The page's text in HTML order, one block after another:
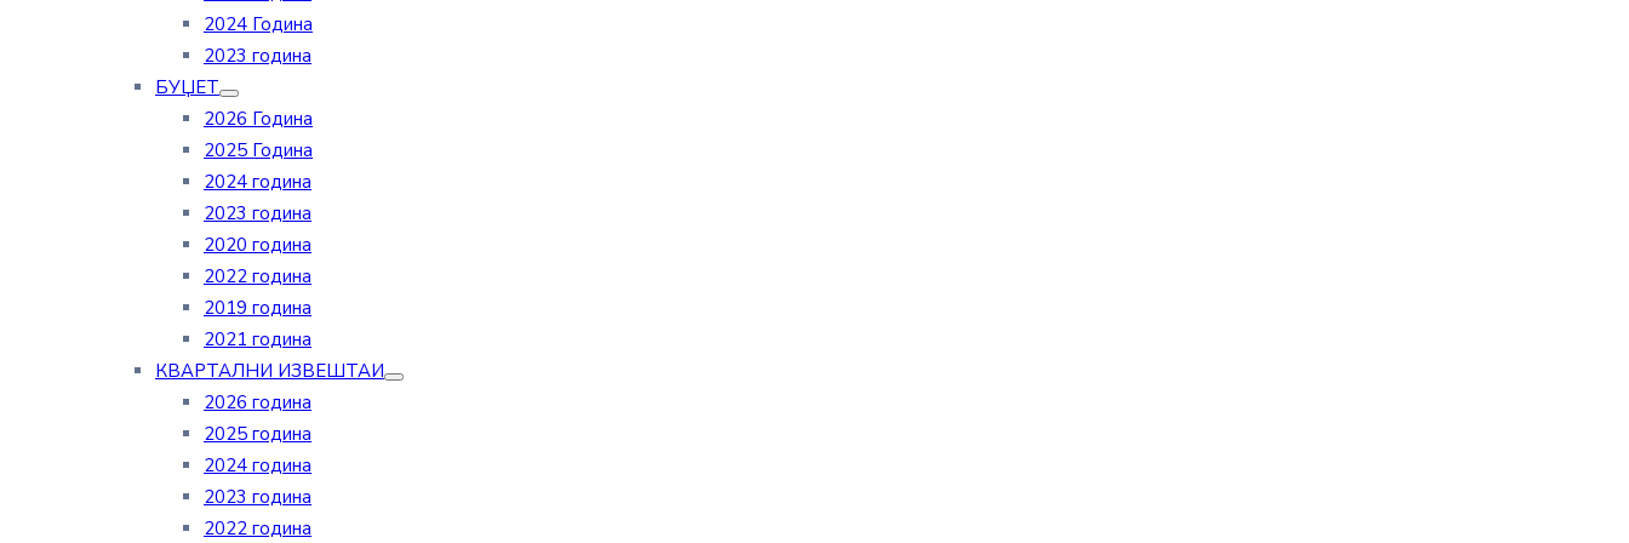
2024 Година
2023 година
БУЏЕТ
2026 Година
2025 Година
2024 година
2023 година
2020 година
2022 година
2019 година
2021 година
КВАРТАЛНИ ИЗВЕШТАИ
2026 година
2025 година
2024 година
2023 година
2022 година